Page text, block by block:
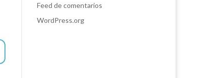
Feed de comentarios
WordPress.org